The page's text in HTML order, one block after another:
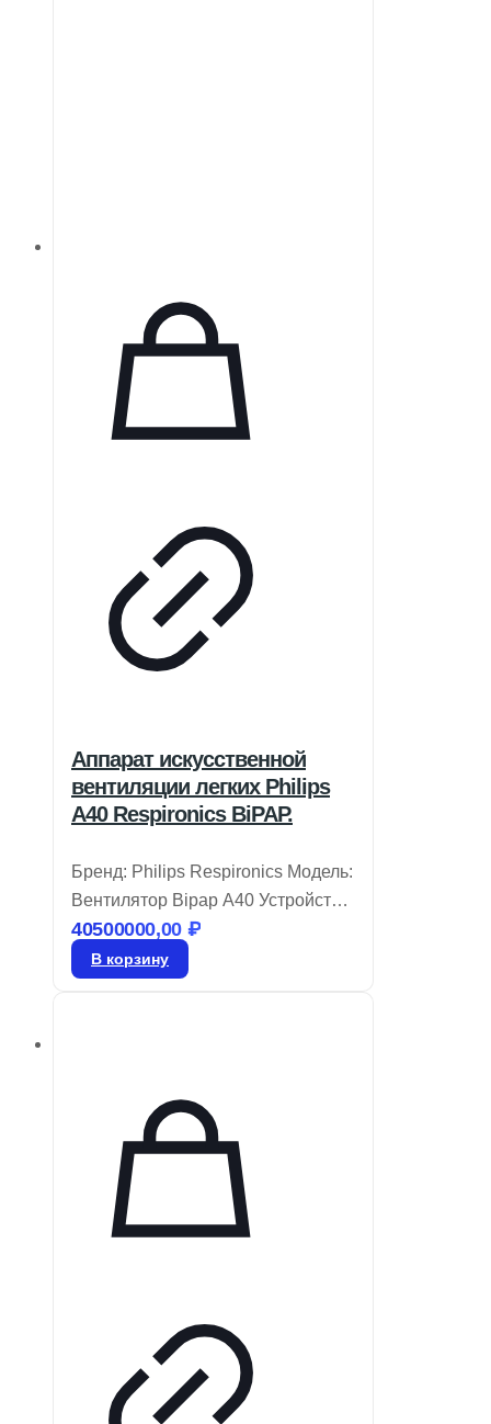
Аппарат искусственной
вентиляции легких Philips
A40 Respironics BiPAP.
Бренд: Philips Respironics Модель:
Вентилятор Bipap A40 Устройство
Philips Respironics BiPAP A40
разработано для удобства в
вентиляции AVAPS-AE
обеспечивает эффективное
соблюдение терапевтических
рекомендаций, а наличие
аккумулятора позволяет
пациентам получать необходимую
40500000,00 ₽
В корзину